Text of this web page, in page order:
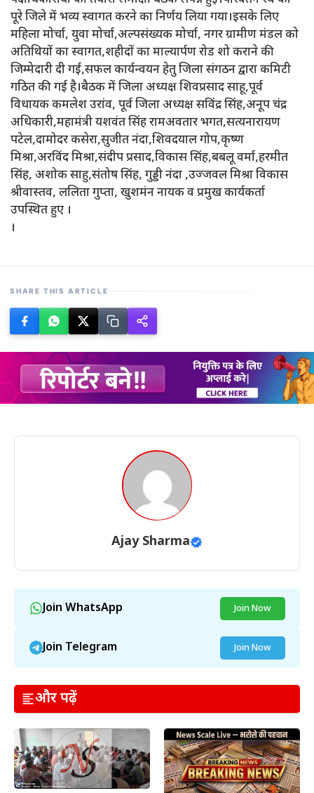
पूरे जिले में भव्य स्वागत करने का निर्णय लिया गया।इसके लिए
महिला मोर्चा, युवा मोर्चा,अल्पसंख्यक मोर्चा, नगर ग्रामीण मंडल को
अतिथियों का स्वागत,शहीदों का माल्यार्पण रोड शो कराने की
जिम्मेदारी दी गई,सफल कार्यन्वयन हेतु जिला संगठन द्वारा कमिटी
गठित की गई है।बैठक में जिला अध्यक्ष शिवप्रसाद साहू,पूर्व
विधायक कमलेश उरांव, पूर्व जिला अध्यक्ष सविंद्र सिंह,अनूप चंद्र
अधिकारी,महामंत्री यशवंत सिंह रामअवतार भगत,सत्यनारायण
पटेल,दामोदर कसेरा,सुजीत नंदा,शिवदयाल गोप,कृष्ण
मिश्रा,अरविंद मिश्रा,संदीप प्रसाद,विकास सिंह,बबलू वर्मा,हरमीत
सिंह, अशोक साहु,संतोष सिंह, गुड्डी नंदा ,उज्जवल मिश्रा विकास
श्रीवास्तव, ललिता गुप्ता, खुशमंन नायक व प्रमुख कार्यकर्ता
उपस्थित हुए ।
।
SHARE THIS ARTICLE
Ajay Sharma
Join WhatsApp Join Now
Join Telegram Join Now
और पढ़ें